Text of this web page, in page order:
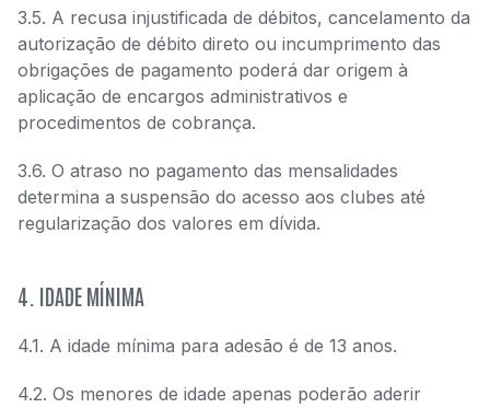
3.5. A recusa injustificada de débitos, cancelamento da
autorização de débito direto ou incumprimento das
obrigações de pagamento poderá dar origem à
aplicação de encargos administrativos e
procedimentos de cobrança.
3.6. O atraso no pagamento das mensalidades
determina a suspensão do acesso aos clubes até
regularização dos valores em dívida.
4. IDADE MÍNIMA
4.1. A idade mínima para adesão é de 13 anos.
4.2. Os menores de idade apenas poderão aderir